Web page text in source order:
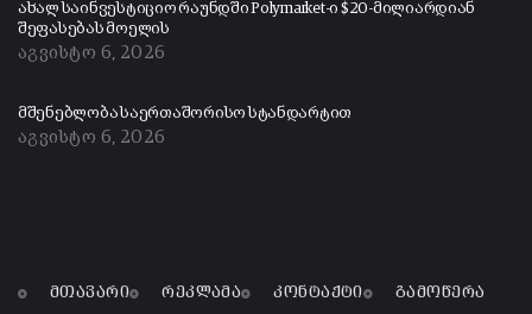
ახალ საინვესტიციო რაუნდში Polymarket-ი $20-მილიარდიან
შეფასებას მოელის
აგვისტო 6, 2026
მშენებლობა საერთაშორისო სტანდარტით
აგვისტო 6, 2026
მთავარი რეკლამა კონტაქტი გამოწერა